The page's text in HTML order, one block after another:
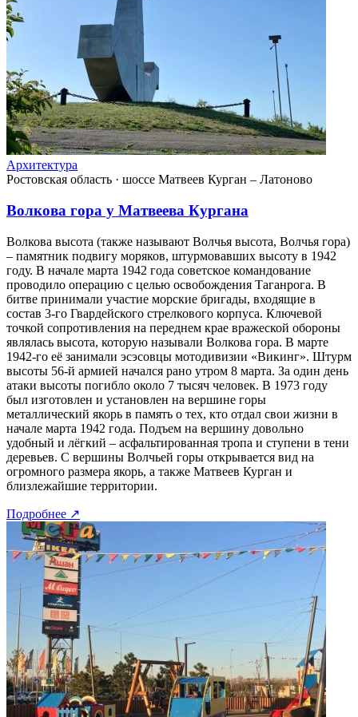
Архитектура
Ростовская область · шоссе Матвеев Курган – Латоново
Волкова гора у Матвеева Кургана
Волкова высота (также называют Волчья высота, Волчья гора)
– памятник подвигу моряков, штурмовавших высоту в 1942
году. В начале марта 1942 года советское командование
проводило операцию с целью освобождения Таганрога. В
битве принимали участие морские бригады, входящие в
состав 3-го Гвардейского стрелкового корпуса. Ключевой
точкой сопротивления на переднем крае вражеской обороны
являлась высота, которую называли Волкова гора. В марте
1942-го её занимали эсэсовцы мотодивизии «Викинг». Штурм
высоты 56-й армией начался рано утром 8 марта. За один день
атаки высоты погибло около 7 тысяч человек. В 1973 году
был изготовлен и установлен на вершине горы
металлический якорь в память о тех, кто отдал свои жизни в
начале марта 1942 года. Подъем на вершину довольно
удобный и лёгкий – асфальтированная тропа и ступени в тени
деревьев. С вершины Волчьей горы открывается вид на
огромного размера якорь, а также Матвеев Курган и
близлежайшие территории.
Подробнее ↗